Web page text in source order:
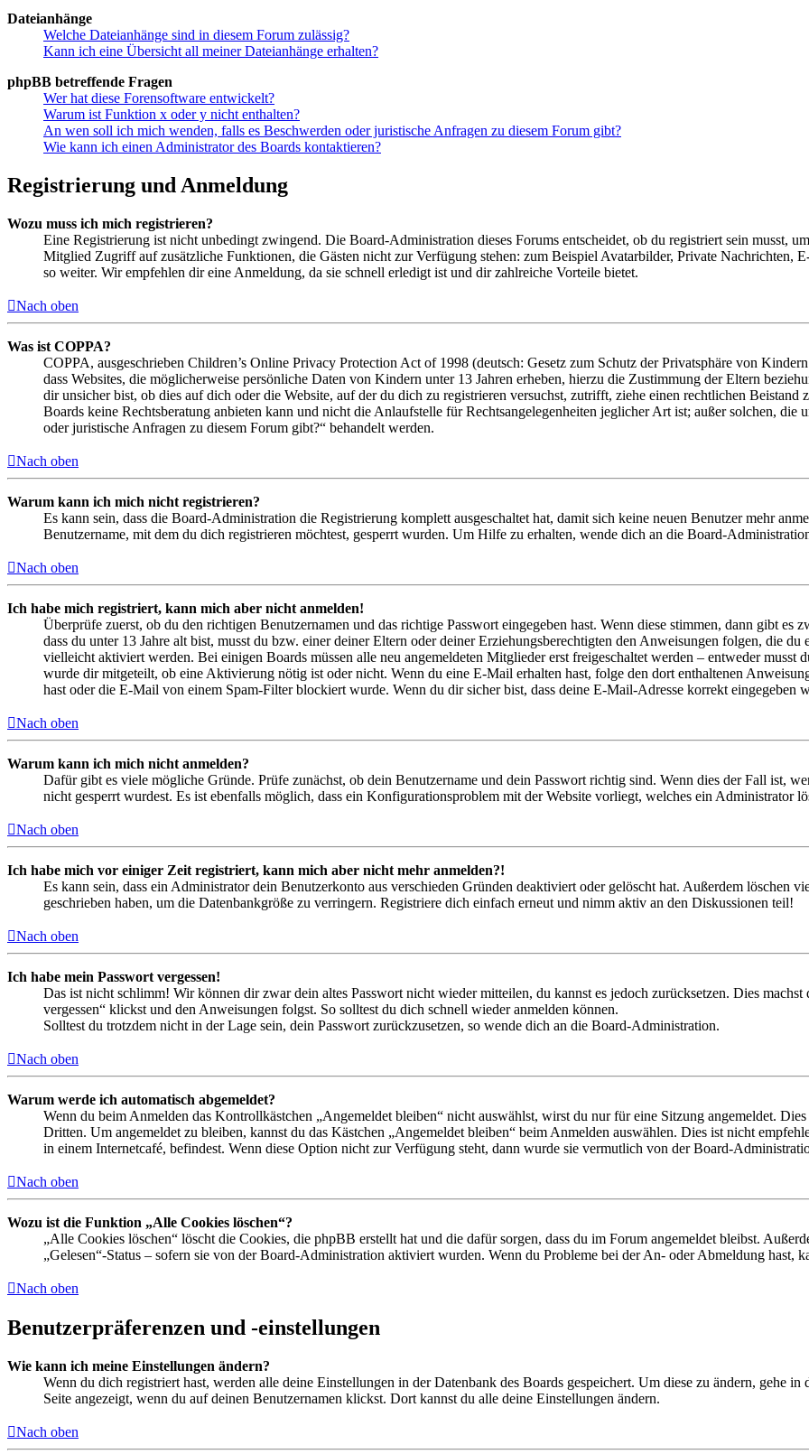
Dateianhänge
Welche Dateianhänge sind in diesem Forum zulässig?
Kann ich eine Übersicht all meiner Dateianhänge erhalten?
phpBB betreffende Fragen
Wer hat diese Forensoftware entwickelt?
Warum ist Funktion x oder y nicht enthalten?
An wen soll ich mich wenden, falls es Beschwerden oder juristische Anfragen zu diesem Forum gibt?
Wie kann ich einen Administrator des Boards kontaktieren?
Registrierung und Anmeldung
Wozu muss ich mich registrieren?
Eine Registrierung ist nicht unbedingt zwingend. Die Board-Administration dieses Forums entscheidet, ob du registriert sein musst,
Mitglied Zugriff auf zusätzliche Funktionen, die Gästen nicht zur Verfügung stehen: zum Beispiel Avatarbilder, Private Nachrichten,
so weiter. Wir empfehlen dir eine Anmeldung, da sie schnell erledigt ist und dir zahlreiche Vorteile bietet.
Nach oben
Was ist COPPA?
COPPA, ausgeschrieben Children’s Online Privacy Protection Act of 1998 (deutsch: Gesetz zum Schutz der Privatsphäre von
dass Websites, die möglicherweise persönliche Daten von Kindern unter 13 Jahren erheben, hierzu die Zustimmung der Eltern
dir unsicher bist, ob dies auf dich oder die Website, auf der du dich zu registrieren versuchst, zutrifft, ziehe einen rechtlichen
Boards keine Rechtsberatung anbieten kann und nicht die Anlaufstelle für Rechtsangelegenheiten jeglicher Art ist; außer solchen,
oder juristische Anfragen zu diesem Forum gibt?“ behandelt werden.
Nach oben
Warum kann ich mich nicht registrieren?
Es kann sein, dass die Board-Administration die Registrierung komplett ausgeschaltet hat, damit sich keine neuen Benutzer mehr
Benutzername, mit dem du dich registrieren möchtest, gesperrt wurden. Um Hilfe zu erhalten, wende dich an die Board-
Nach oben
Ich habe mich registriert, kann mich aber nicht anmelden!
Überprüfe zuerst, ob du den richtigen Benutzernamen und das richtige Passwort eingegeben hast. Wenn diese stimmen, dann gibt es
dass du unter 13 Jahre alt bist, musst du bzw. einer deiner Eltern oder deiner Erziehungsberechtigten den Anweisungen folgen, die
vielleicht aktiviert werden. Bei einigen Boards müssen alle neu angemeldeten Mitglieder erst freigeschaltet werden – entweder musst
wurde dir mitgeteilt, ob eine Aktivierung nötig ist oder nicht. Wenn du eine E-Mail erhalten hast, folge den dort enthaltenen
hast oder die E-Mail von einem Spam-Filter blockiert wurde. Wenn du dir sicher bist, dass deine E-Mail-Adresse korrekt eingegeben
Nach oben
Warum kann ich mich nicht anmelden?
Dafür gibt es viele mögliche Gründe. Prüfe zunächst, ob dein Benutzername und dein Passwort richtig sind. Wenn dies der Fall ist,
nicht gesperrt wurdest. Es ist ebenfalls möglich, dass ein Konfigurationsproblem mit der Website vorliegt, welches ein Administrator
Nach oben
Ich habe mich vor einiger Zeit registriert, kann mich aber nicht mehr anmelden?!
Es kann sein, dass ein Administrator dein Benutzerkonto aus verschieden Gründen deaktiviert oder gelöscht hat. Außerdem löschen
geschrieben haben, um die Datenbankgröße zu verringern. Registriere dich einfach erneut und nimm aktiv an den Diskussionen teil!
Nach oben
Ich habe mein Passwort vergessen!
Das ist nicht schlimm! Wir können dir zwar dein altes Passwort nicht wieder mitteilen, du kannst es jedoch zurücksetzen. Dies
vergessen“ klickst und den Anweisungen folgst. So solltest du dich schnell wieder anmelden können.
Solltest du trotzdem nicht in der Lage sein, dein Passwort zurückzusetzen, so wende dich an die Board-Administration.
Nach oben
Warum werde ich automatisch abgemeldet?
Wenn du beim Anmelden das Kontrollkästchen „Angemeldet bleiben“ nicht auswählst, wirst du nur für eine Sitzung angemeldet.
Dritten. Um angemeldet zu bleiben, kannst du das Kästchen „Angemeldet bleiben“ beim Anmelden auswählen. Dies ist nicht
in einem Internetcafé, befindest. Wenn diese Option nicht zur Verfügung steht, dann wurde sie vermutlich von der Board-
Nach oben
Wozu ist die Funktion „Alle Cookies löschen“?
„Alle Cookies löschen“ löscht die Cookies, die phpBB erstellt hat und die dafür sorgen, dass du im Forum angemeldet bleibst.
„Gelesen“-Status – sofern sie von der Board-Administration aktiviert wurden. Wenn du Probleme bei der An- oder Abmeldung hast,
Nach oben
Benutzerpräferenzen und -einstellungen
Wie kann ich meine Einstellungen ändern?
Wenn du dich registriert hast, werden alle deine Einstellungen in der Datenbank des Boards gespeichert. Um diese zu ändern, gehe
Seite angezeigt, wenn du auf deinen Benutzernamen klickst. Dort kannst du alle deine Einstellungen ändern.
Nach oben